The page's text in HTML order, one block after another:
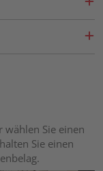
wählen Sie einen
Sie einen